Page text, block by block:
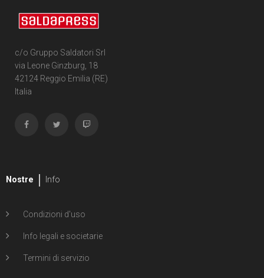
c/o Gruppo Saldatori Srl
via Leone Ginzburg, 18
42124 Reggio Emilia (RE)
Italia
Nostre Info
Condizioni d'uso
Info legali e societarie
Termini di servizio